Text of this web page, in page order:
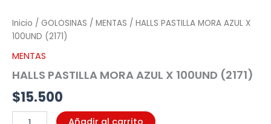
Inicio / GOLOSINAS / MENTAS / HALLS PASTILLA MORA AZUL X
100UND (2171)
MENTAS
HALLS PASTILLA MORA AZUL X 100UND (2171)
$15.500
Añadir al carrito